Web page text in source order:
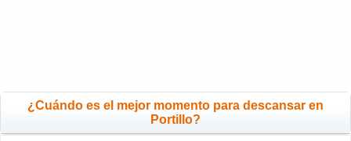
¿Cuándo es el mejor momento para descansar en
Portillo?